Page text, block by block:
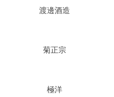
渡邊酒造
菊正宗
極洋